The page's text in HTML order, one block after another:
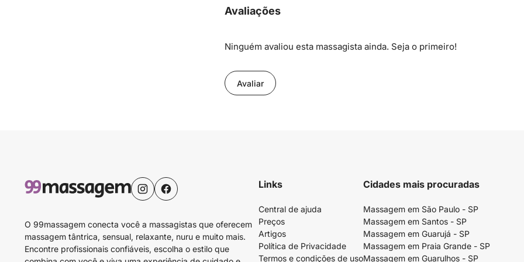
Avaliações
Ninguém avaliou esta massagista ainda. Seja o primeiro!
Avaliar
O 99massagem conecta você a massagistas que oferecem
massagem tântrica, sensual, relaxante, nuru e muito mais.
Encontre profissionais confiáveis, escolha o estilo que
Links
Central de ajuda
Preços
Artigos
Política de Privacidade
Termos e condições de uso
Cidades mais procuradas
Massagem em São Paulo - SP
Massagem em Santos - SP
Massagem em Guarujá - SP
Massagem em Praia Grande - SP
Massagem em Guarulhos - SP